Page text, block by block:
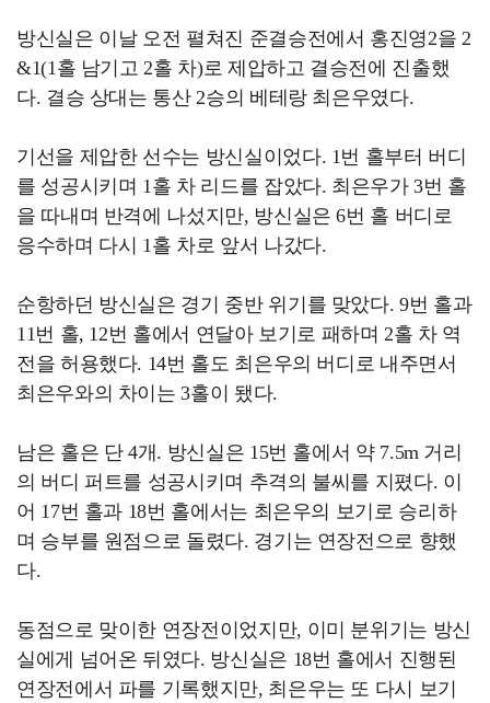
방신실은 이날 오전 펼쳐진 준결승전에서 홍진영2을 2
&1(1홀 남기고 2홀 차)로 제압하고 결승전에 진출했
다. 결승 상대는 통산 2승의 베테랑 최은우였다.
기선을 제압한 선수는 방신실이었다. 1번 홀부터 버디
를 성공시키며 1홀 차 리드를 잡았다. 최은우가 3번 홀
을 따내며 반격에 나섰지만, 방신실은 6번 홀 버디로
응수하며 다시 1홀 차로 앞서 나갔다.
순항하던 방신실은 경기 중반 위기를 맞았다. 9번 홀과
11번 홀, 12번 홀에서 연달아 보기로 패하며 2홀 차 역
전을 허용했다. 14번 홀도 최은우의 버디로 내주면서
최은우와의 차이는 3홀이 됐다.
남은 홀은 단 4개. 방신실은 15번 홀에서 약 7.5m 거리
의 버디 퍼트를 성공시키며 추격의 불씨를 지폈다. 이
어 17번 홀과 18번 홀에서는 최은우의 보기로 승리하
며 승부를 원점으로 돌렸다. 경기는 연장전으로 향했
다.
동점으로 맞이한 연장전이었지만, 이미 분위기는 방신
실에게 넘어온 뒤였다. 방신실은 18번 홀에서 진행된
연장전에서 파를 기록했지만, 최은우는 또 다시 보기